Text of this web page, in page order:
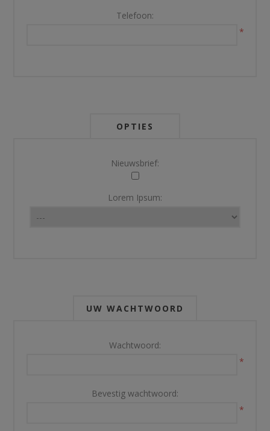
Telefoon:
*
OPTIES
Nieuwsbrief:
Lorem Ipsum:
UW WACHTWOORD
Wachtwoord:
*
Bevestig wachtwoord:
*